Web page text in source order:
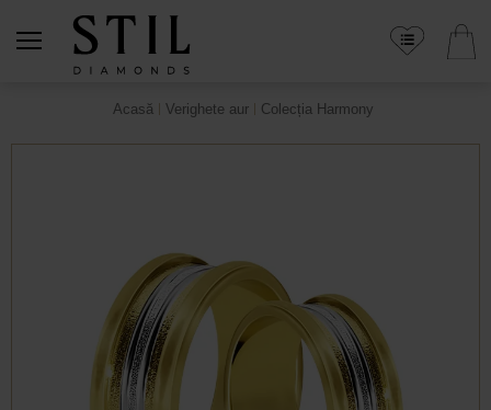
Acasă Verighete aur Colecția Harmony